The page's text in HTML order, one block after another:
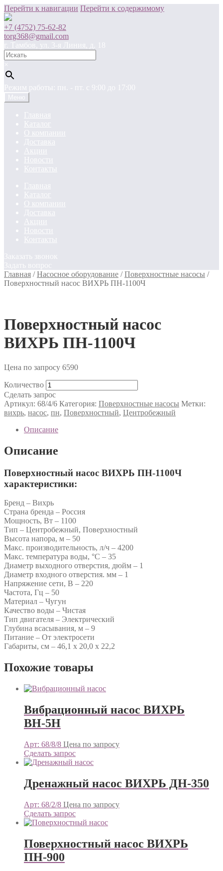
Перейти к навигации Перейти к содержимому
+7 (4752) 75-62-82
torg368@gmail.com
г. Тамбов, ул. 3-я Линия, д. 18
×
Режим работы: пн. - пт. c 9:00 до 17:00
Меню
Главная
Каталог
О компании
Доставка
Акции
Новости
Контакты
Главная
Каталог
О компании
Доставка
Акции
Новости
Контакты
Заказать звонок
Задать вопрос
Главная /Насосное оборудование /Поверхностные насосы /
Поверхностный насос ВИХРЬ ПН-1100Ч
Поверхностный насос
ВИХРЬ ПН-1100Ч
Цена по запросу 6590
Количество
Сделать запрос
Артикул: 68/4/6 Категория: Поверхностные насосы Метки:
вихрь, насос, пн, Поверхностный, Центробежный
Описание
Описание
Поверхностный насос ВИХРЬ ПН-1100Ч
характеристики:
Бренд – Вихрь
Страна бренда – Россия
Мощность, Вт – 1100
Тип – Центробежный, Поверхностный
Высота напора, м – 50
Макс. производительность, л/ч – 4200
Макс. температура воды, °C – 35
Диаметр выходного отверстия, дюйм – 1
Диаметр входного отверстия. мм – 1
Напряжение сети, В – 220
Частота, Гц – 50
Материал – Чугун
Качество воды – Чистая
Тип двигателя – Электрический
Глубина всасывания, м – 9
Питание – От электросети
Габариты, см – 46,1 x 20,0 x 22,2
Похожие товары
Вибрационный насос ВИХРЬ
ВН-5Н
Арт: 68/8/8 Цена по запросу
Сделать запрос
Дренажный насос ВИХРЬ ДН-350
Арт: 68/2/8 Цена по запросу
Сделать запрос
Поверхностный насос ВИХРЬ
ПН-900